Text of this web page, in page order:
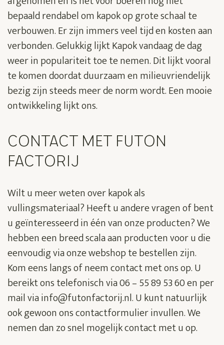
bepaald rendabel om kapok op grote schaal te
verbouwen. Er zijn immers veel tijd en kosten aan
verbonden. Gelukkig lijkt Kapok vandaag de dag
weer in populariteit toe te nemen. Dit lijkt vooral
te komen doordat duurzaam en milieuvriendelijk
bezig zijn steeds meer de norm wordt. Een mooie
ontwikkeling lijkt ons.
CONTACT MET FUTON
FACTORIJ
Wilt u meer weten over kapok als
vullingsmateriaal? Heeft u andere vragen of bent
u geïnteresseerd in één van onze producten? We
hebben een breed scala aan producten voor u die
eenvoudig via onze webshop te bestellen zijn.
Kom eens langs of neem contact met ons op. U
bereikt ons telefonisch via 06 – 55 89 53 60 en per
mail via info@futonfactorij.nl. U kunt natuurlijk
ook gewoon ons contactformulier invullen. We
nemen dan zo snel mogelijk contact met u op.